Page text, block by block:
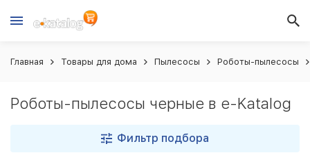
Главная Товары для дома Пылесосы Роботы-пылесосы
Роботы-пылесосы черные в e-Katalog
Фильтр подбора